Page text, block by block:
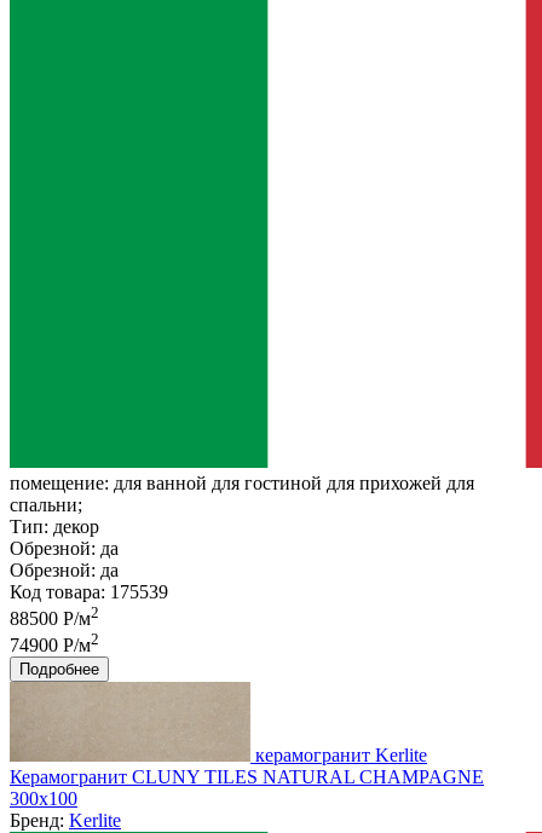
помещение: для ванной для гостиной для прихожей для
спальни;
Тип: декор
Обрезной: да
Обрезной: да
Код товара: 175539
88500 Р/м2
74900 Р/м2
Подробнее
керамогранит Kerlite
Керамогранит CLUNY TILES NATURAL CHAMPAGNE
300x100
Бренд: Kerlite